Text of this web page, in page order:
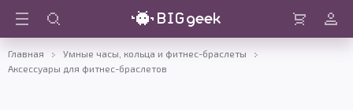
Войти
Главная
Умные часы, кольца и фитнес-браслеты
Аксессуары для фитнес-браслетов